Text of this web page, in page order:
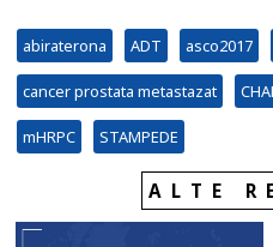
abiraterona ADT asco2017
cancer prostata metastazat
mHRPC STAMPEDE
ALTE